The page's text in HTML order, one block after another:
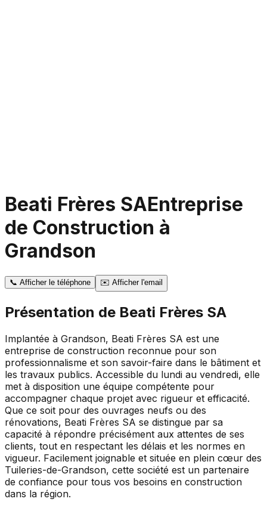
Beati Frères SAEntreprise
de Construction à
Grandson
📞 Afficher le téléphone ✉️ Afficher l'email
Présentation de Beati Frères SA
Implantée à Grandson, Beati Frères SA est une
entreprise de construction reconnue pour son
professionnalisme et son savoir-faire dans le bâtiment et
les travaux publics. Accessible du lundi au vendredi, elle
met à disposition une équipe compétente pour
accompagner chaque projet avec rigueur et efficacité.
Que ce soit pour des ouvrages neufs ou des
rénovations, Beati Frères SA se distingue par sa
capacité à répondre précisément aux attentes de ses
clients, tout en respectant les délais et les normes en
vigueur. Facilement joignable et située en plein cœur des
Tuileries-de-Grandson, cette société est un partenaire
de confiance pour tous vos besoins en construction
dans la région.